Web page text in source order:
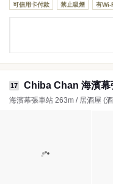
可信用卡付款 禁止吸煙 有Wi-
17 Chiba Chan 海濱幕
海濱幕張車站 263m / 居酒屋 (